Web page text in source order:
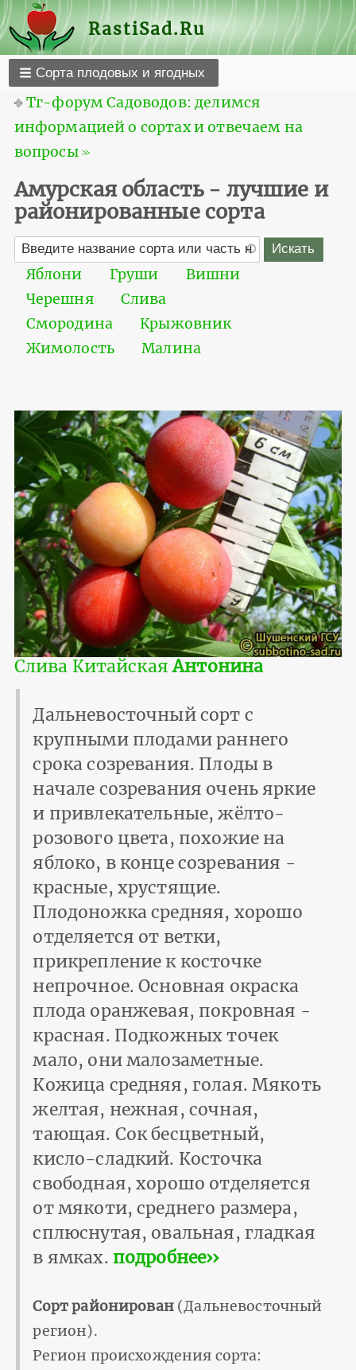
RastiSad.Ru
Сорта плодовых и ягодных
⎆Тг-форум Садоводов: делимся
информацией о сортах и отвечаем на
вопросы ≫
Амурская область - лучшие и
районированные сорта
Яблони Груши
Вишни
Черешня
Слива
Смородина
Крыжовник
Жимолость
Малина
Слива КитайскаяАнтонина
Дальневосточный сорт с
крупными плодами раннего
срока созревания. Плоды в
начале созревания очень яркие
и привлекательные, жёлто-
розового цвета, похожие на
яблоко, в конце созревания -
красные, хрустящие.
Плодоножка средняя, хорошо
отделяется от ветки,
прикрепление к косточке
непрочное. Основная окраска
плода оранжевая, покровная -
красная. Подкожных точек
мало, они малозаметные.
Кожица средняя, голая. Мякоть
желтая, нежная, сочная,
тающая. Сок бесцветный,
кисло-сладкий. Косточка
свободная, хорошо отделяется
от мякоти, среднего размера,
сплюснутая, овальная, гладкая
в ямках. подробнее››
Сорт районирован(Дальневосточный
регион).
Регион происхождения сорта: